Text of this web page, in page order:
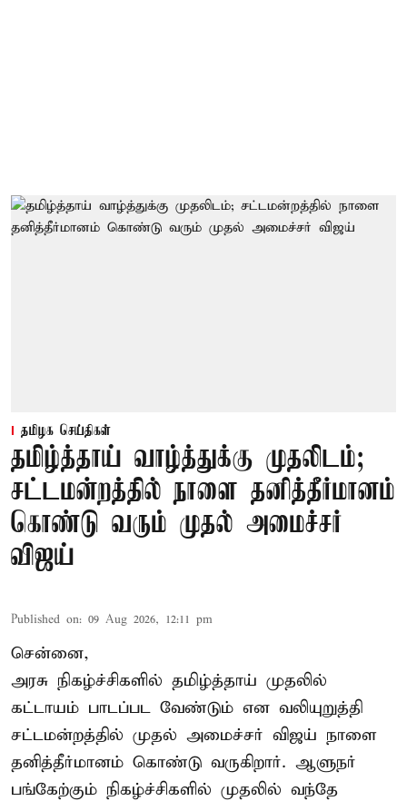
தமிழக செய்திகள்
தமிழ்த்தாய் வாழ்த்துக்கு முதலிடம்;
சட்டமன்றத்தில் நாளை தனித்தீர்மானம்
கொண்டு வரும் முதல் அமைச்சர்
விஜய்
Published on: 09 Aug 2026, 12:11 pm
சென்னை,
அரசு நிகழ்ச்சிகளில் தமிழ்த்தாய் முதலில்
கட்டாயம் பாடப்பட வேண்டும் என வலியுறுத்தி
சட்டமன்றத்தில் முதல் அமைச்சர் விஜய் நாளை
தனித்தீர்மானம் கொண்டு வருகிறார். ஆளுநர்
பங்கேற்கும் நிகழ்ச்சிகளில் முதலில் வந்தே